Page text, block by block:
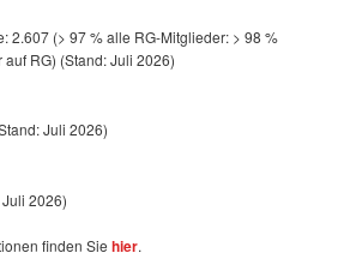
2.607 (> 97 % alle RG-Mitglieder: > 98 %
RG) (Stand: Juli 2026)
Juli 2026)
2026)
finden Siehier.